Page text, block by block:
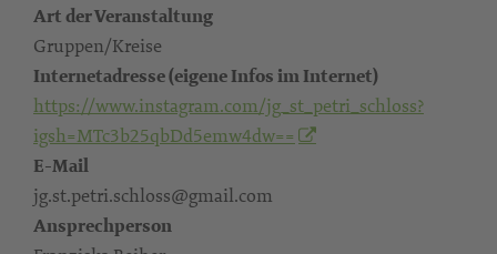
Art der Veranstaltung
Gruppen/Kreise
Internetadresse (eigene Infos im Internet)
https://www.instagram.com/jg_st_petri_schloss?
igsh=MTc3b25qbDd5emw4dw==
E-Mail
jg.st.petri.schloss@gmail.com
Ansprechperson